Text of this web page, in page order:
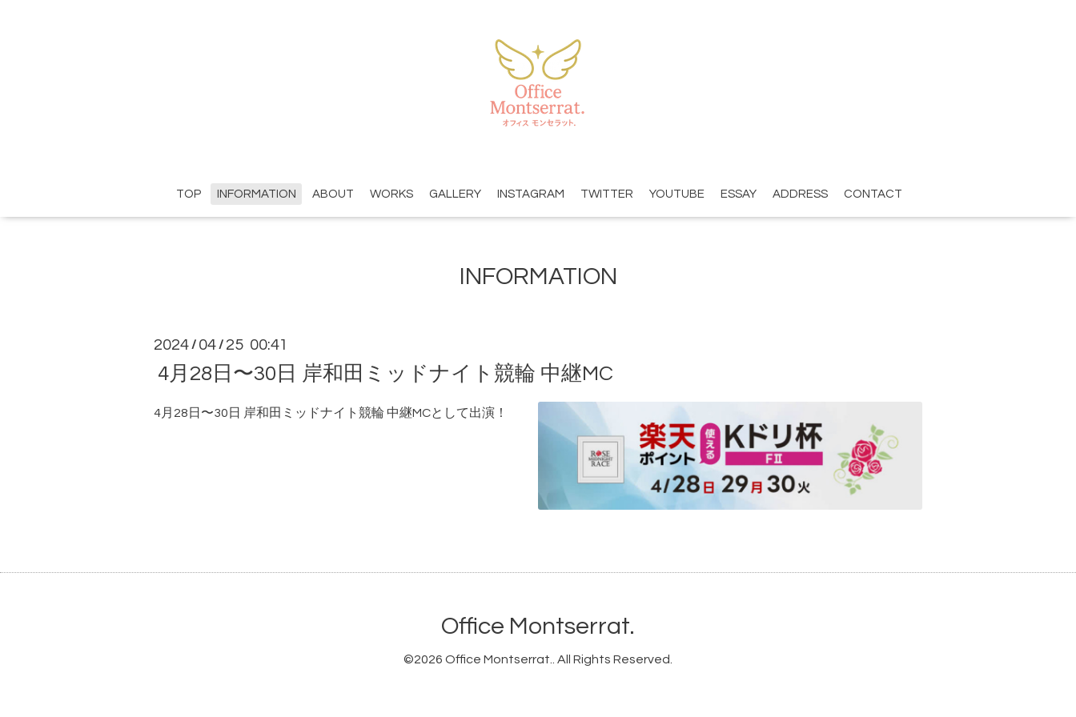
TOP INFORMATION ABOUT WORKS GALLERY INSTAGRAM TWITTER YOUTUBE ESSAY ADDRESS CONTACT
INFORMATION
2024 / 04 / 25 00:41
4月28日〜30日 岸和田ミッドナイト競輪 中継MC
4月28日〜30日 岸和田ミッドナイト競輪 中継MCとして出演！
Office Montserrat.
©2026 Office Montserrat.. All Rights Reserved.